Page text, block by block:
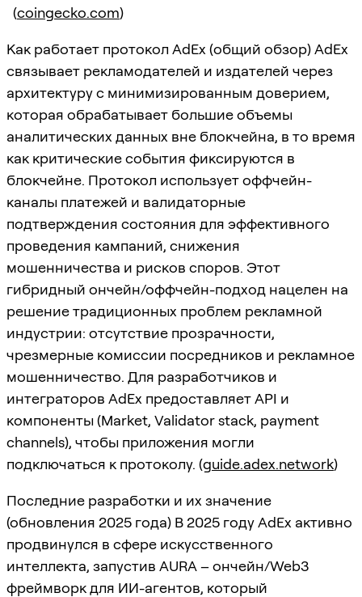
(coingecko.com)
Как работает протокол AdEx (общий обзор) AdEx
связывает рекламодателей и издателей через
архитектуру с минимизированным доверием,
которая обрабатывает большие объемы
аналитических данных вне блокчейна, в то время
как критические события фиксируются в
блокчейне. Протокол использует оффчейн-
каналы платежей и валидаторные
подтверждения состояния для эффективного
проведения кампаний, снижения
мошенничества и рисков споров. Этот
гибридный ончейн/оффчейн-подход нацелен на
решение традиционных проблем рекламной
индустрии: отсутствие прозрачности,
чрезмерные комиссии посредников и рекламное
мошенничество. Для разработчиков и
интеграторов AdEx предоставляет API и
компоненты (Market, Validator stack, payment
channels), чтобы приложения могли
подключаться к протоколу. (guide.adex.network)
Последние разработки и их значение
(обновления 2025 года) В 2025 году AdEx активно
продвинулся в сфере искусственного
интеллекта, запустив AURA – ончейн/Web3
фреймворк для ИИ-агентов, который